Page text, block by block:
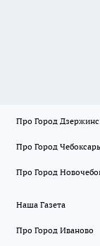
Про Город
Про Город
Про Город
Наша Газета
Про Город Иваново